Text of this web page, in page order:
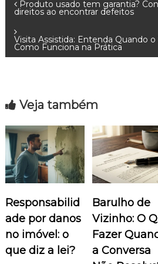
N
a
v
g
a
ç
ã
o
d
Produto usado tem garantia?
direitos ao encontrar defeitos
Visita Assistida: Entenda Quando
Como Funciona na Prática
Veja também
Responsabilid
ade por danos
no imóvel: o
que diz a lei?
Barulho de
Vizinho: O
Fazer
a Conversa